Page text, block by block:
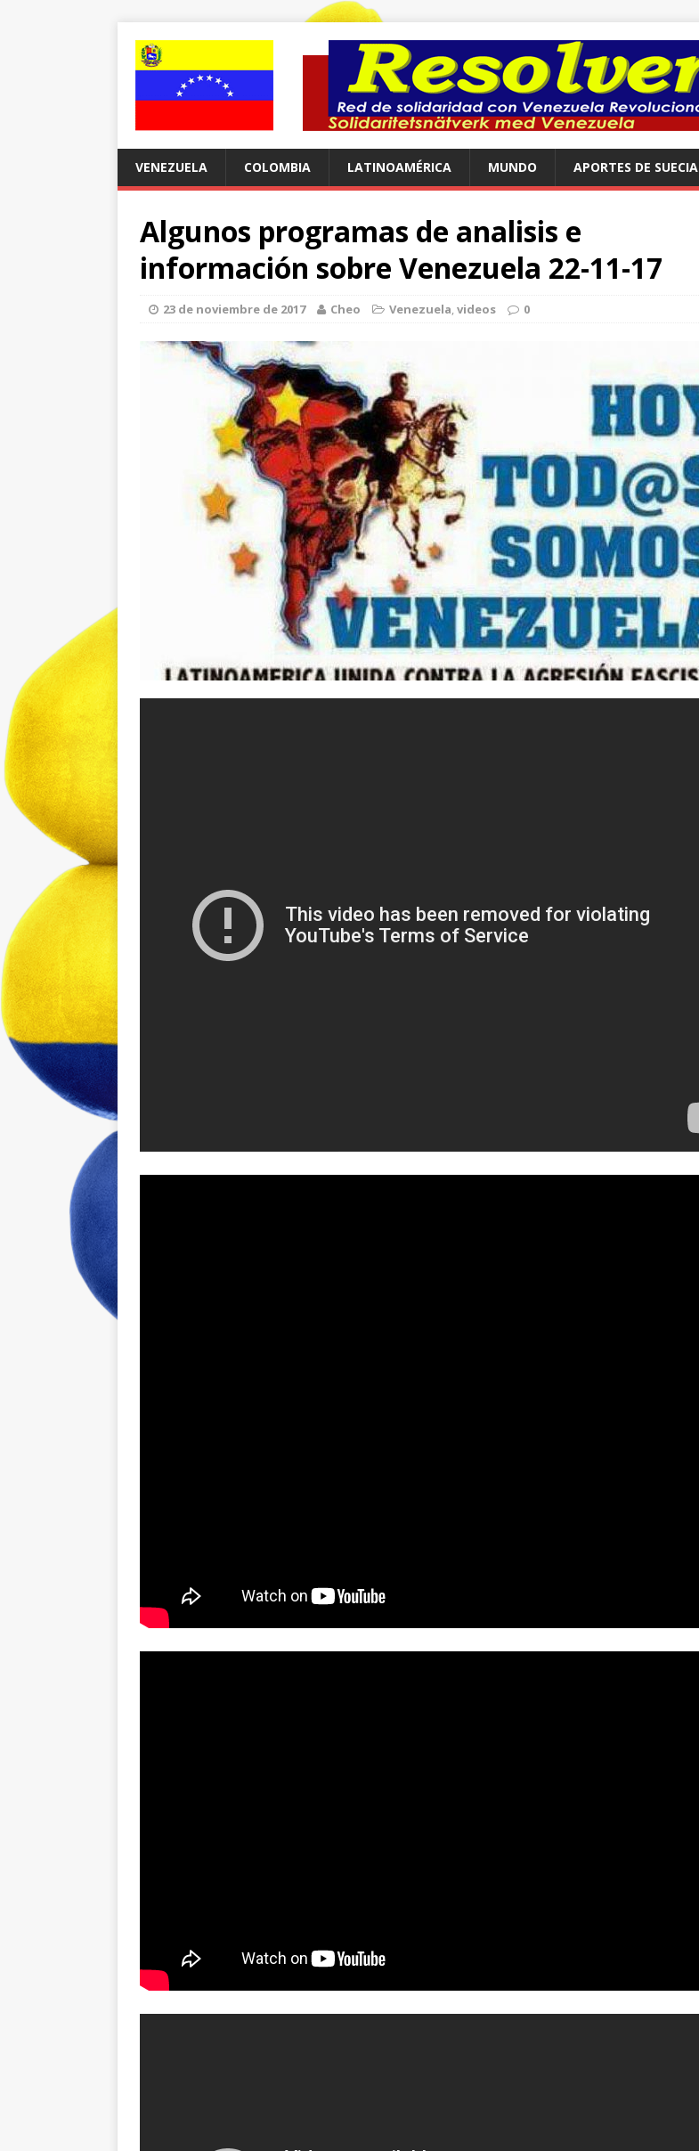
VENEZUELA COLOMBIA LATINOAMÉRICA MUNDO APORTES DE SUECIA
Algunos programas de analisis e
información sobre Venezuela 22-11-17
23 de noviembre de 2017 Cheo Venezuela,videos 0